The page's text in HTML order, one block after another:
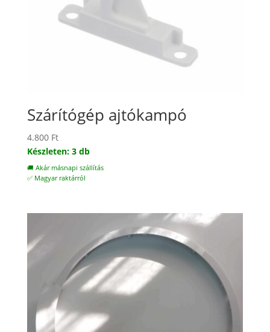
Szárítógép ajtókampó
4.800 Ft
Készleten: 3 db
🚚 Akár másnapi szállítás
✅ Magyar raktárról